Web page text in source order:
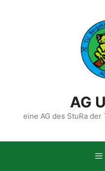
AG
eine AG des StuRa